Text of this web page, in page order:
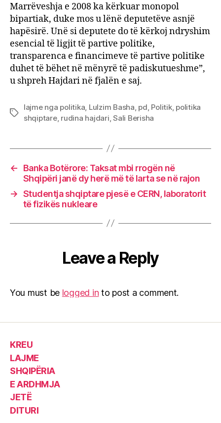
Marrëveshja e 2008 ka kërkuar monopol
bipartiak, duke mos u lënë deputetëve asnjë
hapësirë. Unë si deputete do të kërkoj ndryshim
esencial të ligjit të partive politike,
transparenca e financimeve të partive politike
duhet të bëhet në mënyrë të padiskutueshme”,
u shpreh Hajdari në fjalën e saj.
Tags
lajme nga politika, Lulzim Basha, pd, Politik, politika
shqiptare, rudina hajdari,Sali Berisha
←
Banka Botërore: Taksat mbi rrogën në
Shqipëri janë dy herë më të larta se në rajon
→ Studentja shqiptare pjesë e CERN, laboratorit
të fizikës nukleare
Leave a Reply
You must be logged in to post a comment.
KREU
LAJME
SHQIPËRIA
E ARDHMJA
JETË
DITURI